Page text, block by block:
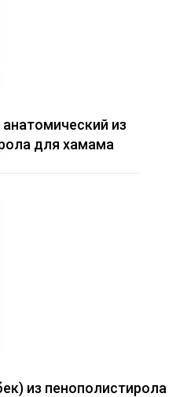
из
для хамама
из пенополистирола